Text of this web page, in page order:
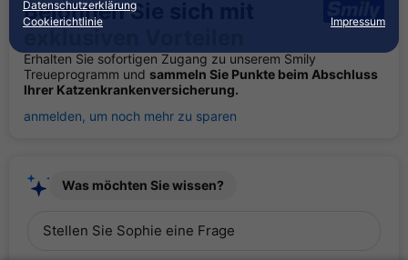
Datenschutzerklärung
Cookierichtlinie
Impressum
Belohnen Sie sich mit
Erhalten Sie sofortigen Zugang zu unserem Smily
Treueprogramm und sammeln Sie Punkte beim Abschluss
Ihrer Katzenkrankenversicherung.
anmelden, um noch mehr zu sparen
Was möchten Sie wissen?
Stellen Sie Sophie eine Frage